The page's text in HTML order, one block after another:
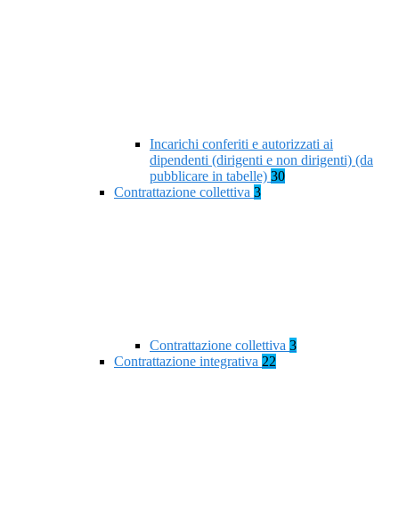
Incarichi conferiti e autorizzati ai
dipendenti (dirigenti e non dirigenti) (da
pubblicare in tabelle) 30
Contrattazione collettiva 3
Contrattazione collettiva 3
Contrattazione integrativa 22